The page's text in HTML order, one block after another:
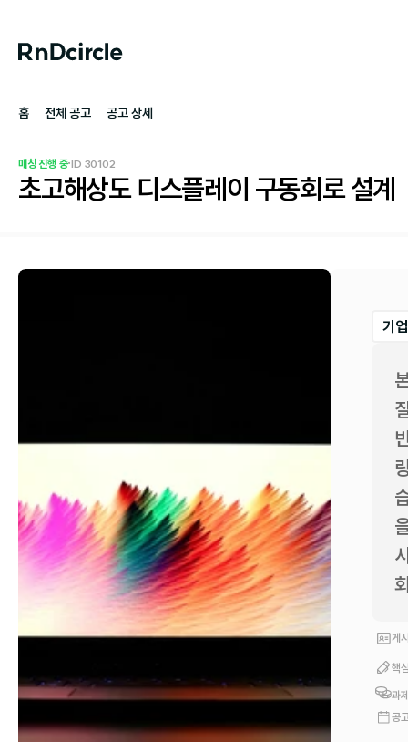
매칭 진행 중·ID 30102
초고해상도 디스플레이 구동회로 설계
기
게
핵
과
공
홈 전체 공고 공고 상세